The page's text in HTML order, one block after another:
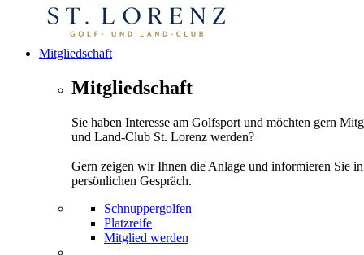
Mitgliedschaft
Mitgliedschaft
Sie haben Interesse am Golfsport und möchten gern
und Land-Club St. Lorenz werden?
Gern zeigen wir Ihnen die Anlage und informieren Sie
persönlichen Gespräch.
Schnuppergolfen
Platzreife
Mitglied werden